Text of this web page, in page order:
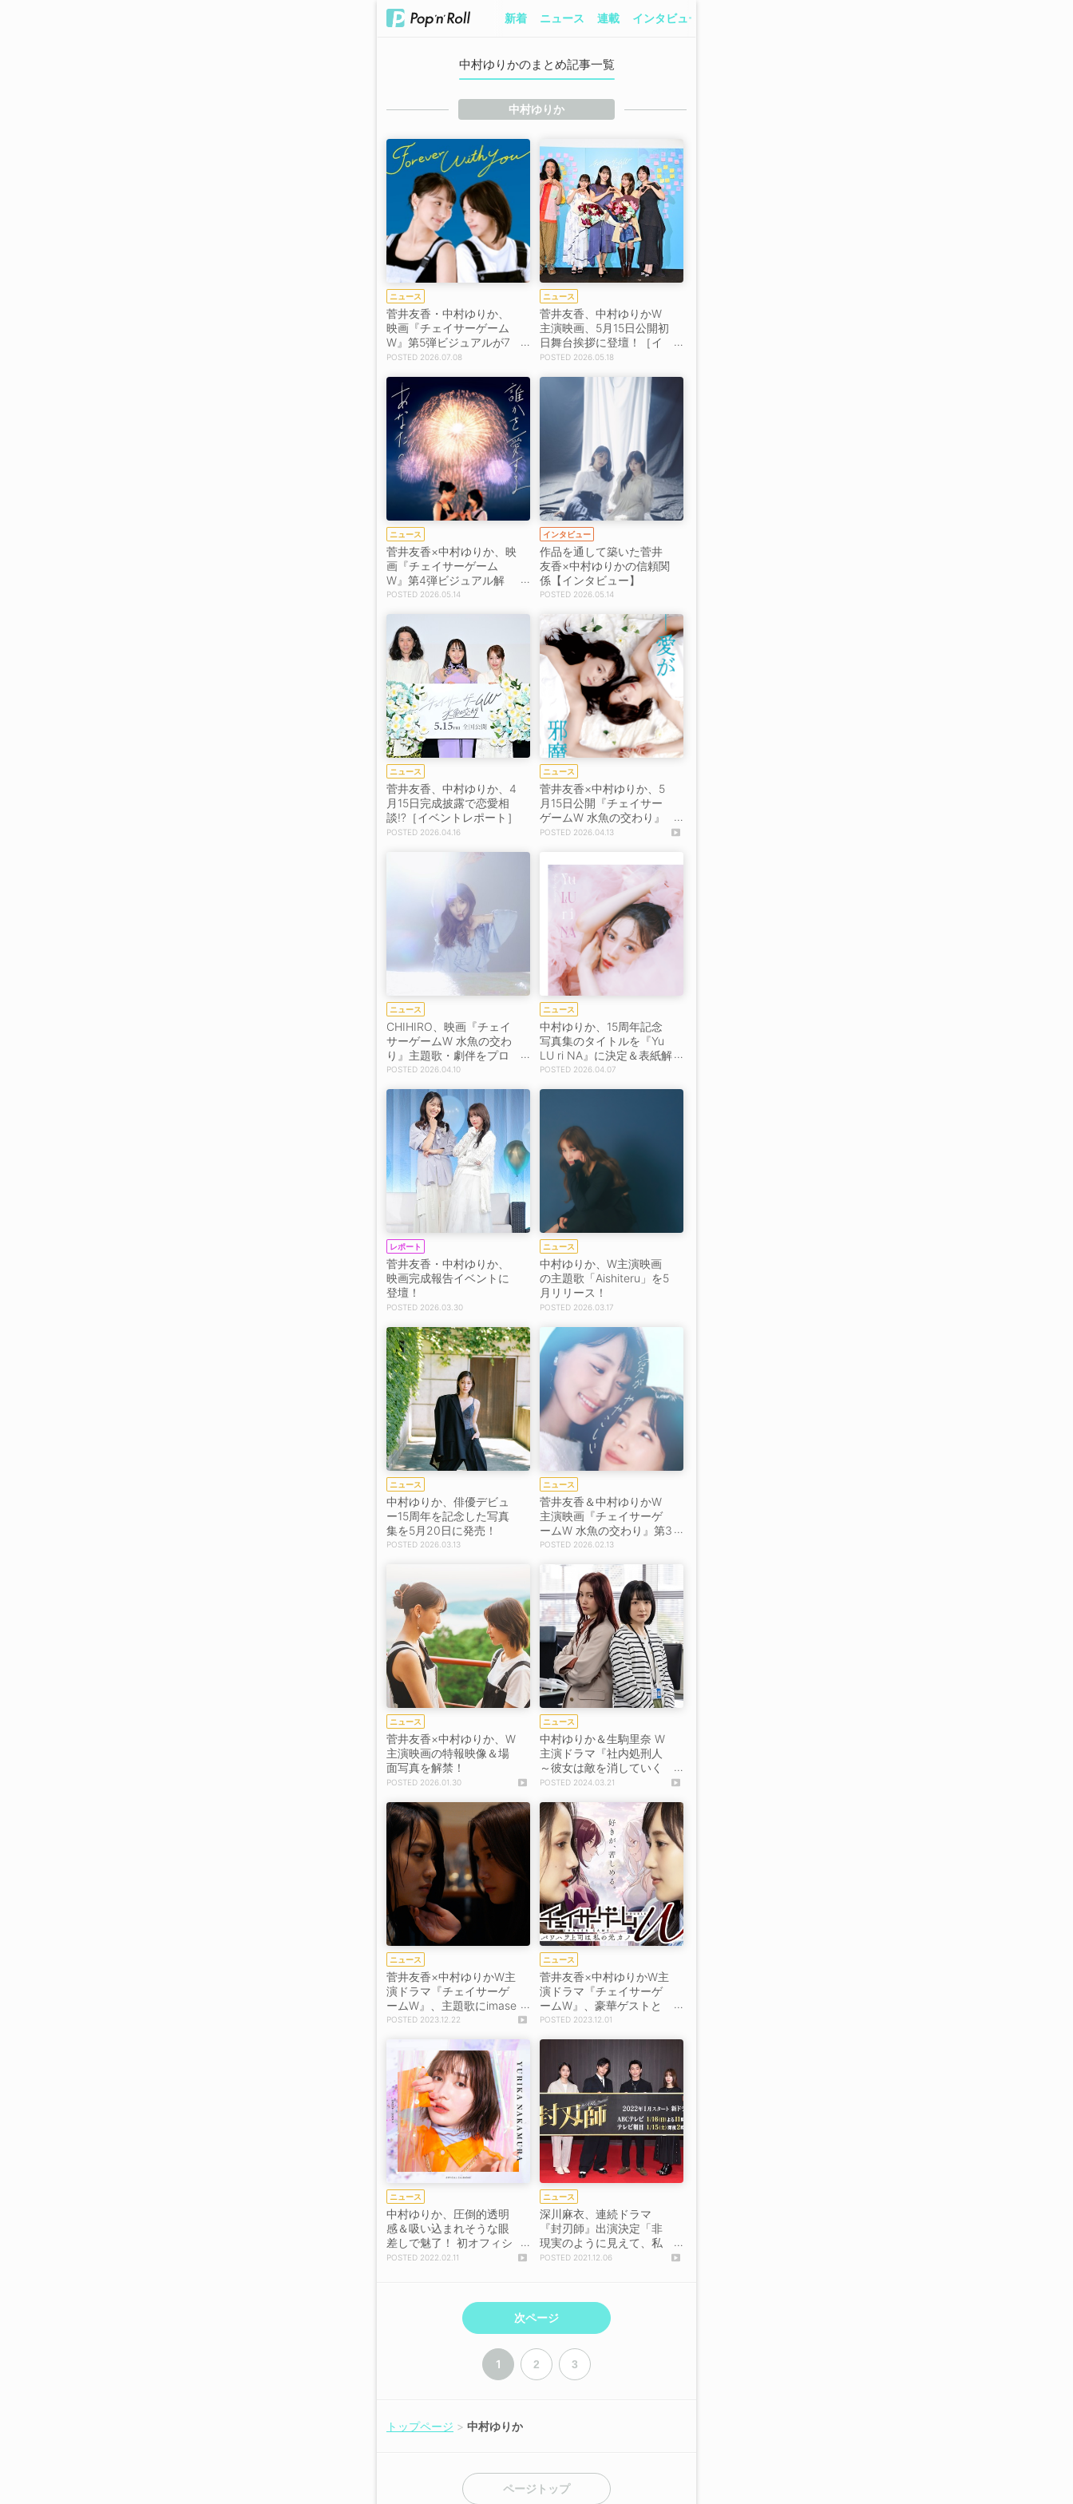
新着 ニュース 連載 インタビュー
中村ゆりかのまとめ記事一覧
中村ゆりか
ニュース
菅井友香・中村ゆりか、
映画『チェイサーゲーム
W』第5弾ビジュアルが7
月8日解禁！
2026.07.08
ニュース
菅井友香、中村ゆりかW
主演映画、5月15日公開初
日舞台挨拶に登壇！［イ
ベントレポート］【コメ
2026.05.18
ニュース
菅井友香×中村ゆりか、映
画『チェイサーゲーム
W』第4弾ビジュアル解
禁！
2026.05.14
インタビュー
作品を通して築いた菅井
友香×中村ゆりかの信頼関
係【インタビュー】
2026.05.14
ニュース
菅井友香、中村ゆりか、4
月15日完成披露で恋愛相
談!?［イベントレポート］
2026.04.16
ニュース
菅井友香×中村ゆりか、5
月15日公開『チェイサー
ゲームW 水魚の交わり』
本予告解禁！
2026.04.13
ニュース
CHIHIRO、映画『チェイ
サーゲームW 水魚の交わ
り』主題歌・劇伴をプロ
デュース！2026.04.10
ニュース
中村ゆりか、15周年記念
写真集のタイトルを『Yu
LU ri NA』に決定＆表紙解
禁！
2026.04.07
レポート
菅井友香・中村ゆりか、
映画完成報告イベントに
登壇！
2026.03.30
ニュース
中村ゆりか、W主演映画
の主題歌「Aishiteru」を5
月リリース！
2026.03.17
ニュース
中村ゆりか、俳優デビュ
ー15周年を記念した写真
集を5月20日に発売！
2026.03.13
ニュース
菅井友香＆中村ゆりかW
主演映画『チェイサーゲ
ームW 水魚の交わり』第3
弾ビジュアル解禁！
2026.02.13
ニュース
菅井友香×中村ゆりか、W
主演映画の特報映像＆場
面写真を解禁！
2026.01.30
ニュース
中村ゆりか＆生駒里奈 W
主演ドラマ『社内処刑人
～彼女は敵を消していく
～』、4/18よりDMM TV
トあり】
2024.03.21
ニュース
菅井友香×中村ゆりかW主
演ドラマ『チェイサーゲ
ームW』、主題歌にimase
の「ミッドナイトガー
映像解禁！
2023.12.22
ニュース
菅井友香×中村ゆりかW主
演ドラマ『チェイサーゲ
ームW』、豪華ゲストと
ポスタービジュアル一挙
2023.12.01
ニュース
中村ゆりか、圧倒的透明
感＆吸い込まれそうな眼
差しで魅了！ 初オフィシ
ャルカレンダー発売決定
2022.02.11
ニュース
深川麻衣、連続ドラマ
『封刃師』出演決定「非
現実のように見えて、私
たちが生きている現実と
2021.12.06
次ページ
1 2 3
トップページ 中村ゆりか
ページトップ